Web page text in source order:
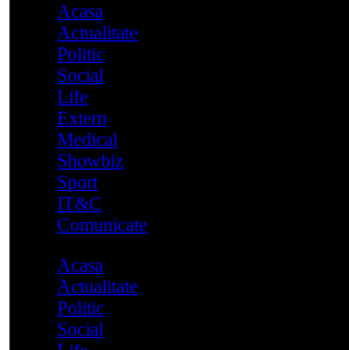
Acasa
Actualitate
Politic
Social
Life
Extern
Medical
Showbiz
Sport
IT&C
Comunicate
Acasa
Actualitate
Politic
Social